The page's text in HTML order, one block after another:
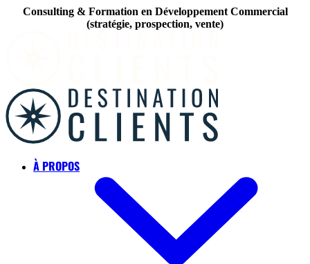
Consulting & Formation en Développement Commercial
(stratégie, prospection, vente)
À PROPOS